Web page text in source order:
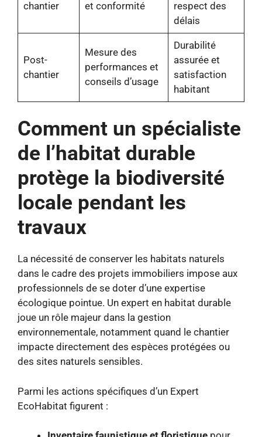
chantier et conformité
respect des
délais
Post-
chantier
Mesure des
performances et
conseils d’usage
Durabilité
assurée et
satisfaction
habitant
Comment un spécialiste
de l’habitat durable
protège la biodiversité
locale pendant les
travaux
La nécessité de conserver les habitats naturels
dans le cadre des projets immobiliers impose aux
professionnels de se doter d’une expertise
écologique pointue. Un expert en habitat durable
joue un rôle majeur dans la gestion
environnementale, notamment quand le chantier
impacte directement des espèces protégées ou
des sites naturels sensibles.
Parmi les actions spécifiques d’un Expert
EcoHabitat figurent :